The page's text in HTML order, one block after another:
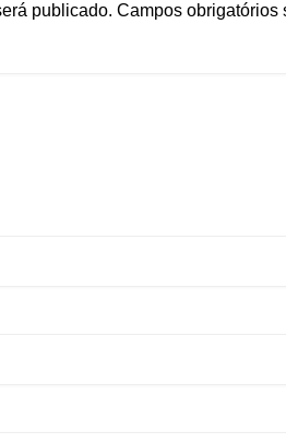
publicado. Campos obrigatórios